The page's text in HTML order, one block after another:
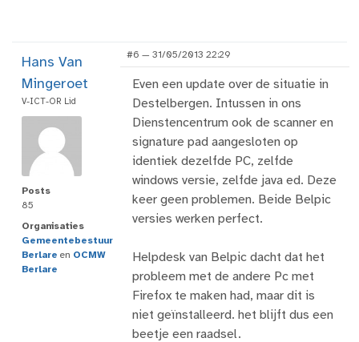
Hans Van
Mingeroet
V-ICT-OR Lid
Posts
85
Organisaties
Gemeentebestuur
Berlare en OCMW
Berlare
#6 — 31/05/2013 22:29
Even een update over de situatie in
Destelbergen. Intussen in ons
Dienstencentrum ook de scanner en
signature pad aangesloten op
identiek dezelfde PC, zelfde
windows versie, zelfde java ed. Deze
keer geen problemen. Beide Belpic
versies werken perfect.
Helpdesk van Belpic dacht dat het
probleem met de andere Pc met
Firefox te maken had, maar dit is
niet geïnstalleerd. het blijft dus een
beetje een raadsel.